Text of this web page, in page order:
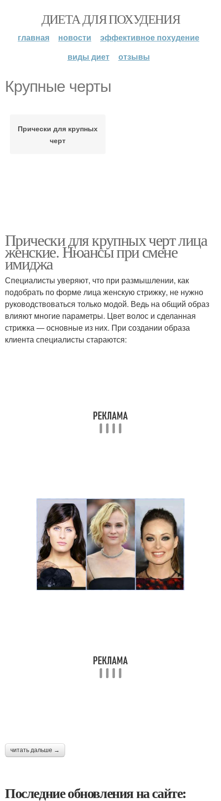
ДИЕТА ДЛЯ ПОХУДЕНИЯ
главная новости
эффективное похудение
виды диет
отзывы
Крупные черты
Прически для крупных
черт
Прически для крупных черт лица
женские. Нюансы при смене
имиджа
Специалисты уверяют, что при размышлении, как
подобрать по форме лица женскую стрижку, не нужно
руководствоваться только модой. Ведь на общий образ
влияют многие параметры. Цвет волос и сделанная
стрижка — основные из них. При создании образа
клиента специалисты стараются:
читать дальше →
Последние обновления на сайте: